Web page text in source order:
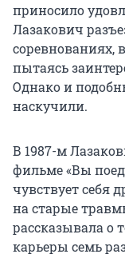
приносило
Лазакович
соревнованиях,
пытаясь
Однако и
наскучили.
В 1987-м
фильме «Вы
чувствует себя
на старые
рассказывала о
карьеры семь